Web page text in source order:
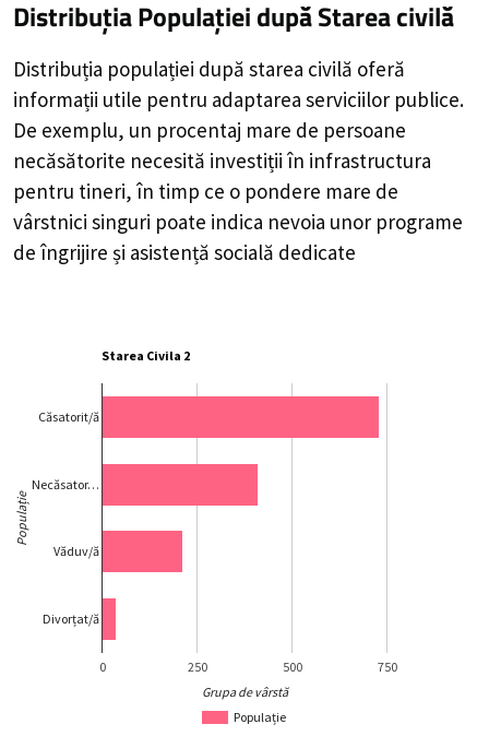
Distribuția Populațieidupă Starea civilă
Distribuția populației după starea civilă oferă
informații utile pentru adaptarea serviciilor publice.
De exemplu, un procentaj mare de persoane
necăsătorite necesită investiții în infrastructura
pentru tineri, în timp ce o pondere mare de
vârstnici singuri poate indica nevoia unor programe
de îngrijire și asistență socială dedicate
Starea Civila 2
Populație
0 250 500 750
Căsatorit/ă
Necăsator…
Văduv/ă
Divorțat/ă
Grupa de vârstă
Populație